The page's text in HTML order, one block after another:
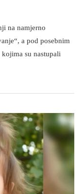
na namjerno
a pod posebnim
su nastupali